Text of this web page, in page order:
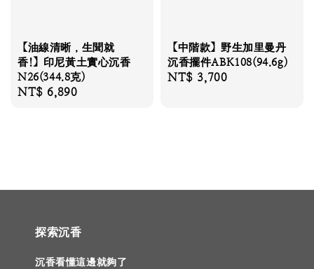
【油線清晰，生聞就
香!】印尼黃土實心沉香
N26(344.8克)
Regular
NT$ 6,890
【中階款】野生加里曼丹
沉香擺件ABK108(94.6g)
Regular
NT$ 3,700
探索沉香
沉香看懂這邊就夠了